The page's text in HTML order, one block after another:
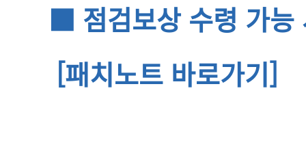
■ 점검보상 수령 가능
[패치노트 바로가기]